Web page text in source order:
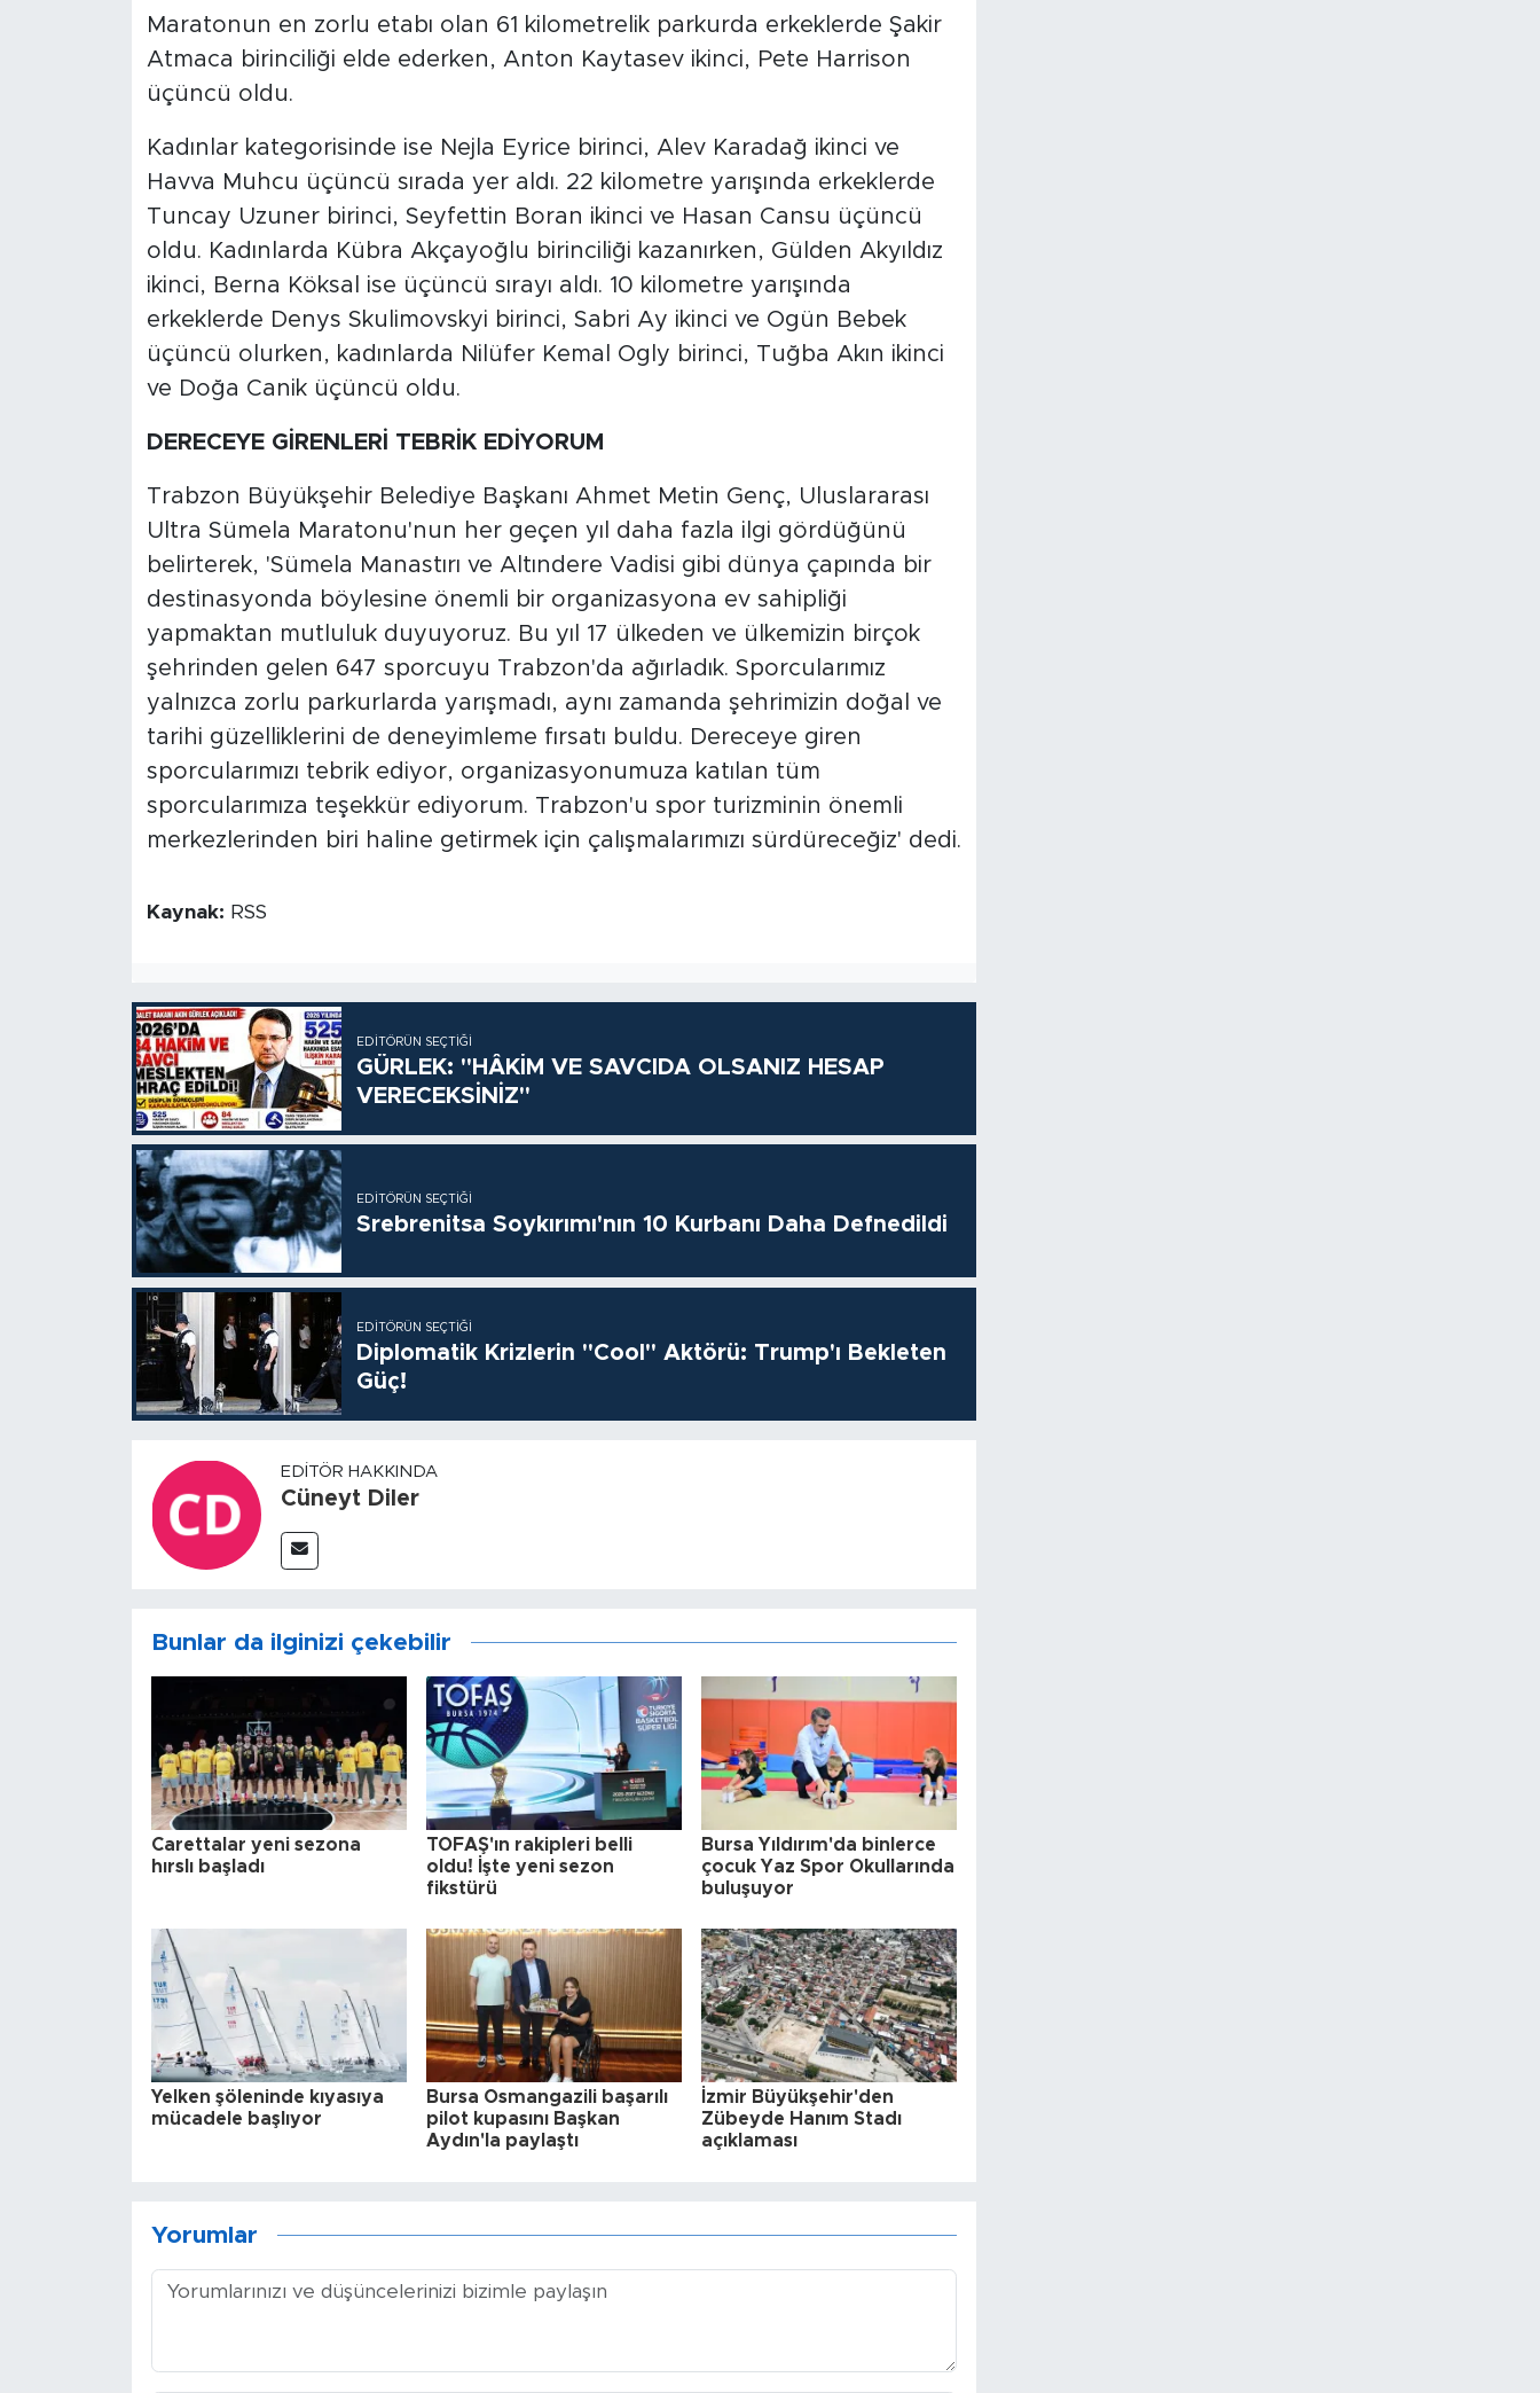
Maratonun en zorlu etabı olan 61 kilometrelik parkurda erkeklerde Şakir
Atmaca birinciliği elde ederken, Anton Kaytasev ikinci, Pete Harrison
üçüncü oldu.
Kadınlar kategorisinde ise Nejla Eyrice birinci, Alev Karadağ ikinci ve
Havva Muhcu üçüncü sırada yer aldı. 22 kilometre yarışında erkeklerde
Tuncay Uzuner birinci, Seyfettin Boran ikinci ve Hasan Cansu üçüncü
oldu. Kadınlarda Kübra Akçayoğlu birinciliği kazanırken, Gülden Akyıldız
ikinci, Berna Köksal ise üçüncü sırayı aldı. 10 kilometre yarışında
erkeklerde Denys Skulimovskyi birinci, Sabri Ay ikinci ve Ogün Bebek
üçüncü olurken, kadınlarda Nilüfer Kemal Ogly birinci, Tuğba Akın ikinci
ve Doğa Canik üçüncü oldu.
DERECEYE GİRENLERİ TEBRİK EDİYORUM
Trabzon Büyükşehir Belediye Başkanı Ahmet Metin Genç, Uluslararası
Ultra Sümela Maratonu'nun her geçen yıl daha fazla ilgi gördüğünü
belirterek, 'Sümela Manastırı ve Altındere Vadisi gibi dünya çapında bir
destinasyonda böylesine önemli bir organizasyona ev sahipliği
yapmaktan mutluluk duyuyoruz. Bu yıl 17 ülkeden ve ülkemizin birçok
şehrinden gelen 647 sporcuyu Trabzon'da ağırladık. Sporcularımız
yalnızca zorlu parkurlarda yarışmadı, aynı zamanda şehrimizin doğal ve
tarihi güzelliklerini de deneyimleme fırsatı buldu. Dereceye giren
sporcularımızı tebrik ediyor, organizasyonumuza katılan tüm
sporcularımıza teşekkür ediyorum. Trabzon'u spor turizminin önemli
merkezlerinden biri haline getirmek için çalışmalarımızı sürdüreceğiz' dedi.
Kaynak: RSS
EDITÖRÜN SEÇTIĞI
GÜRLEK: "HÂKİM VE SAVCIDA OLSANIZ HESAP
VERECEKSİNİZ"
EDITÖRÜN SEÇTIĞI
Srebrenitsa Soykırımı'nın 10 Kurbanı Daha Defnedildi
EDITÖRÜN SEÇTIĞI
Diplomatik Krizlerin "Cool" Aktörü: Trump'ı Bekleten
Güç!
EDITÖR HAKKINDA
Cüneyt Diler
Bunlar da ilginizi çekebilir
Carettalar yeni sezona
hırslı başladı
TOFAŞ'ın rakipleri belli
oldu! İşte yeni sezon
fikstürü
Bursa Yıldırım'da binlerce
çocuk Yaz Spor Okullarında
buluşuyor
Yelken şöleninde kıyasıya
mücadele başlıyor
Bursa Osmangazili başarılı
pilot kupasını Başkan
Aydın'la paylaştı
İzmir Büyükşehir'den
Zübeyde Hanım Stadı
açıklaması
Yorumlar